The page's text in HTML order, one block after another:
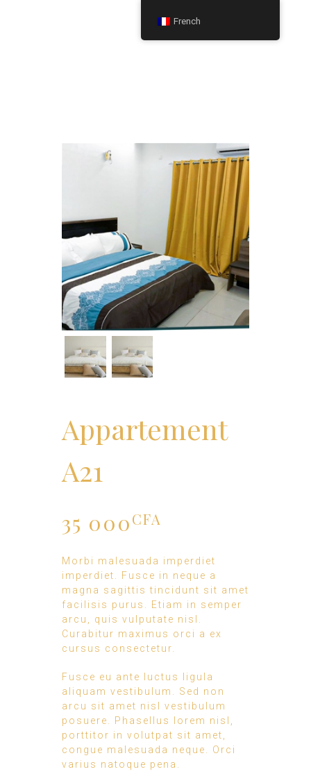
Appartement
A21
35 000CFA
Morbi malesuada imperdiet
imperdiet. Fusce in neque a
magna sagittis tincidunt sit amet
facilisis purus. Etiam in semper
arcu, quis vulputate nisl.
Curabitur maximus orci a ex
cursus consectetur.
Fusce eu ante luctus ligula
aliquam vestibulum. Sed non
arcu sit amet nisl vestibulum
posuere. Phasellus lorem nisl,
porttitor in volutpat sit amet,
congue malesuada neque. Orci
varius natoque pena.
French